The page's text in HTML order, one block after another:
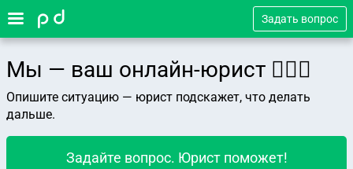
Задать вопрос
Мы — ваш онлайн-юрист 👨🏻‍⚖️
Опишите ситуацию — юрист подскажет, что делать
дальше.
Задайте вопрос. Юрист поможет!